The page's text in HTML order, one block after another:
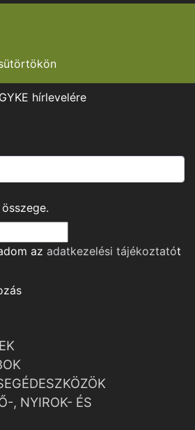
hírlevelére
összege.
az adatkezelési tájékoztatót
, NYIROK- ÉS